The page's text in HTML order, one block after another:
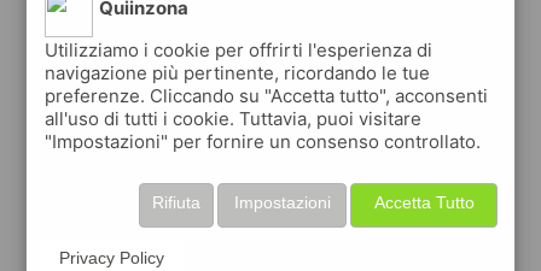
Quiinzona
Utilizziamo i cookie per offrirti l'esperienza di
navigazione più pertinente, ricordando le tue
preferenze. Cliccando su "Accetta tutto", acconsenti
all'uso di tutti i cookie. Tuttavia, puoi visitare
"Impostazioni" per fornire un consenso controllato.
Accetta Tutto
Impostazioni
Rifiuta
Privacy Policy